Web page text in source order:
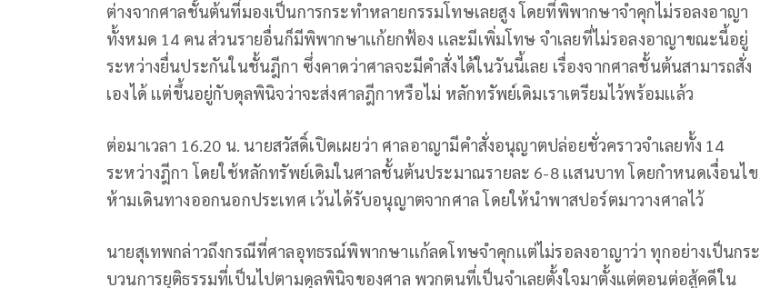
ต่างจากศาลชั้นต้นที่มองเป็นการกระทำหลายกรรมโทษเลยสูง โดยที่พิพากษาจำคุกไม่รอลงอาญา
ทั้งหมด 14 คน ส่วนรายอื่นก็มีพิพากษาเเก้ยกฟ้อง เเละมีเพิ่มโทษ จำเลยที่ไม่รอลงอาญาขณะนี้อยู่
ระหว่างยื่นประกันในชั้นฎีกา ซึ่งคาดว่าศาลจะมีคำสั่งได้ในวันนี้เลย เรื่องจากศาลชั้นต้นสามารถสั่ง
เองได้ เเต่ขึ้นอยู่กับดุลพินิจว่าจะส่งศาลฎีกาหรือไม่ หลักทรัพย์เดิมเราเตรียมไว้พร้อมเเล้ว
ต่อมาเวลา 16.20 น. นายสวัสดิ์เปิดเผยว่า ศาลอาญามีคำสั่งอนุญาตปล่อยชั่วคราวจำเลยทั้ง 14
ระหว่างฎีกา โดยใช้หลักทรัพย์เดิมในศาลชั้นต้นประมาณรายละ 6-8 เเสนบาท โดยกำหนดเงื่อนไข
ห้ามเดินทางออกนอกประเทศ เว้นได้รับอนุญาตจากศาล โดยให้นำพาสปอร์ตมาวางศาลไว้
นายสุเทพกล่าวถึงกรณีที่ศาลอุทธรณ์พิพากษาเเก้ลดโทษจำคุกเเต่ไม่รอลงอาญาว่า ทุกอย่างเป็นกระ
บวนการยุติธรรมที่เป็นไปตามดุลพินิจของศาล พวกตนที่เป็นจำเลยตั้งใจมาตั้งแต่ตอนต่อสู้คดีใน